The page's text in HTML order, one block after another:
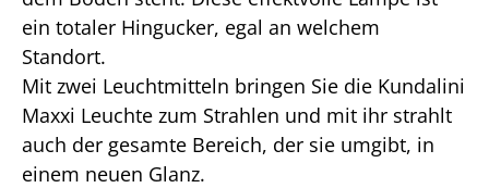
ein totaler Hingucker, egal an welchem
Standort.
Mit zwei Leuchtmitteln bringen Sie die Kundalini
Maxxi Leuchte zum Strahlen und mit ihr strahlt
auch der gesamte Bereich, der sie umgibt, in
einem neuen Glanz.